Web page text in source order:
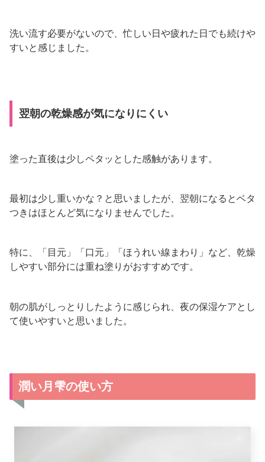
洗い流す必要がないので、忙しい日や疲れた日でも続けや
すいと感じました。
翌朝の乾燥感が気になりにくい
塗った直後は少しペタッとした感触があります。
最初は少し重いかな？と思いましたが、翌朝になるとベタ
つきはほとんど気になりませんでした。
特に、「目元」「口元」「ほうれい線まわり」など、乾燥
しやすい部分には重ね塗りがおすすめです。
朝の肌がしっとりしたように感じられ、夜の保湿ケアとし
て使いやすいと思いました。
潤い月雫の使い方